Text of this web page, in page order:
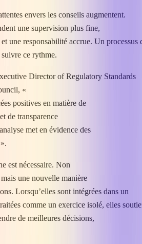
envers les conseils augmentent.
une supervision plus fine,
une responsabilité accrue. Un processus
ce rythme.
Director of Regulatory Standards
«
positives en matière de
de transparence
met en évidence des
est nécessaire. Non
une nouvelle manière
Lorsqu’elles sont intégrées dans un
comme un exercice isolé, elles
de meilleures décisions,